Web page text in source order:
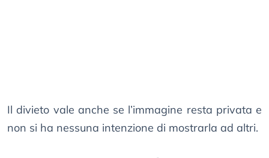
Il divieto vale anche se l’immagine resta privata e
non si ha nessuna intenzione di mostrarla ad altri.